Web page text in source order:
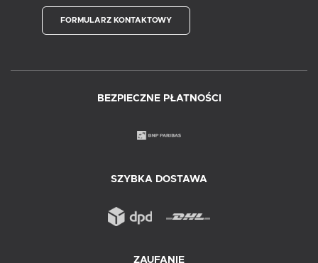
FORMULARZ KONTAKTOWY
BEZPIECZNE PŁATNOŚCI
SZYBKA DOSTAWA
ZAUFANIE